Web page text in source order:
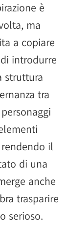
è
ma
a copiare
introdurre
struttura
tra
il
di una
anche
trasparire
serioso.